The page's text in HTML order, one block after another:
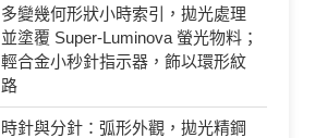
多變幾何形狀小時索引，拋光處理
並塗覆 Super-Luminova 螢光物料；
輕合金小秒針指示器，飾以環形紋
路
時針與分針：弧形外觀，拋光精鋼